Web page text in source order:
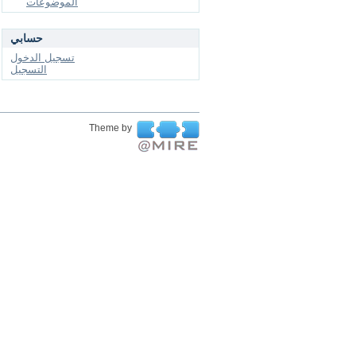
حسابي
تسجيل الدخول
التسجيل
Theme by